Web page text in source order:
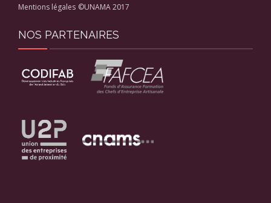
Mentions légales ©UNAMA 2017
NOS PARTENAIRES